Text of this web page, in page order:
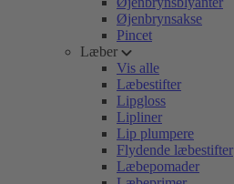
Øjenbrynsakse
Pincet
Læber
Vis alle
Læbestifter
Lipgloss
Lipliner
Lip plumpere
Flydende læbestifter
Læbepomader